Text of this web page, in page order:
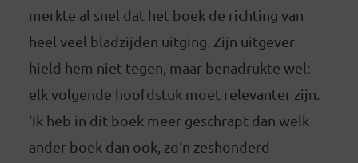
merkte al snel dat het boek de richting van
heel veel bladzijden uitging. Zijn uitgever
hield hem niet tegen, maar benadrukte wel:
elk volgende hoofdstuk moet relevanter zijn.
‘Ik heb in dit boek meer geschrapt dan welk
ander boek dan ook, zo’n zeshonderd